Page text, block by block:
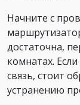
Начните с
достаточна,
комнатах.
связь, стоит
устранению